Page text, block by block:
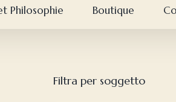
Philosophie Boutique
Filtra per soggetto